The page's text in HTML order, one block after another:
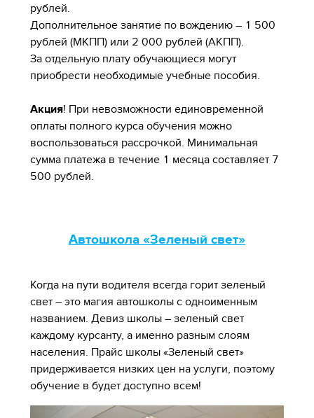
рублей.
Дополнительное занятие по вождению – 1 500
рублей (МКПП) или 2 000 рублей (АКПП).
За отдельную плату обучающиеся могут
приобрести необходимые учебные пособия.
Акция! При невозможности единовременной
оплаты полного курса обучения можно
воспользоваться рассрочкой. Минимальная
сумма платежа в течение 1 месяца составляет 7
500 рублей.
Автошкола «Зеленый свет»
Когда на пути водителя всегда горит зеленый
свет – это магия автошколы с одноименным
названием. Девиз школы – зеленый свет
каждому курсанту, а именно разным слоям
населения. Прайс школы «Зеленый свет»
придерживается низких цен на услуги, поэтому
обучение в будет доступно всем!